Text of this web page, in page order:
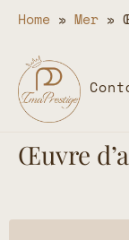
Home » Mer »
Œuvre